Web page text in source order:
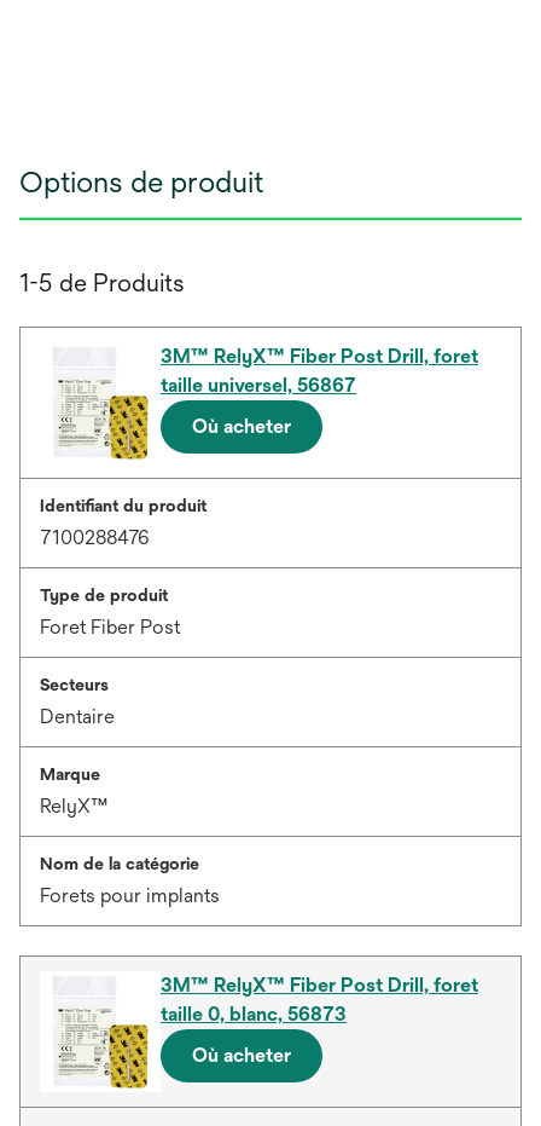
Options de produit
1-5 de Produits
3M™ RelyX™ Fiber Post Drill, foret
taille universel, 56867
Où acheter
Identifiant du produit
7100288476
Type de produit
Foret Fiber Post
Secteurs
Dentaire
Marque
RelyX™
Nom de la catégorie
Forets pour implants
3M™ RelyX™ Fiber Post Drill, foret
taille 0, blanc, 56873
Où acheter